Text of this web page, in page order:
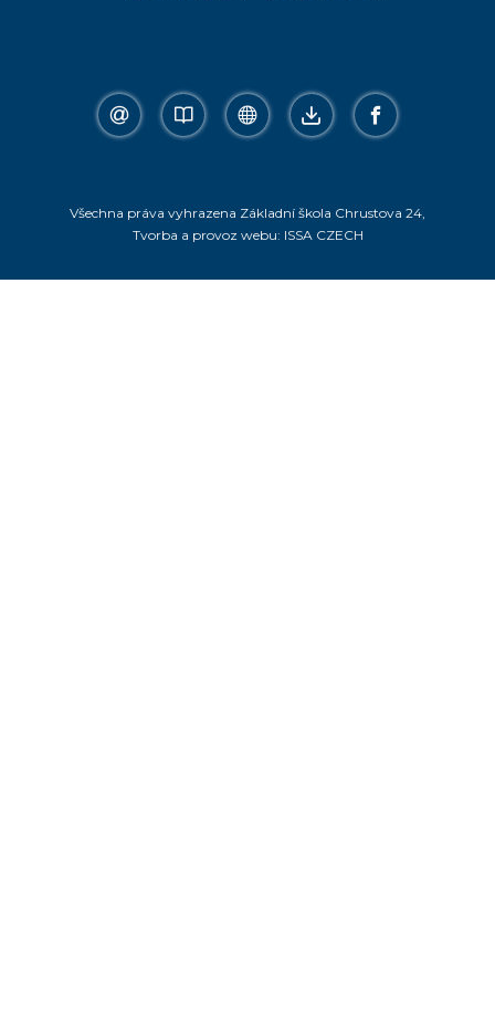
email bakalar online
ke
stazeni
facebook
Všechna práva vyhrazena Základní škola Chrustova 24,
Tvorba a provoz webu: ISSA CZECH